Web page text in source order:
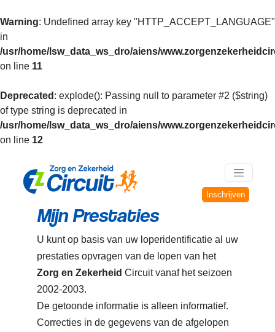
Warning: Undefined array key "HTTP_ACCEPT_LANGUAGE"
in
/usr/home/lsw_data_ws_dro/aiens/
on line 11
Deprecated : explode(): Passing null to parameter #2 ($string)
of type string is deprecated in
/usr/home/lsw_data_ws_dro/aiens/
on line 12
Inschrijven
Mijn Prestaties
U kunt op basis van uw loperidentificatie al uw
prestaties opvragen van de lopen van het
Zorg en Zekerheid Circuit vanaf het seizoen
2002-2003.
De getoonde informatie is alleen informatief.
Correcties in de gegevens van de afgelopen